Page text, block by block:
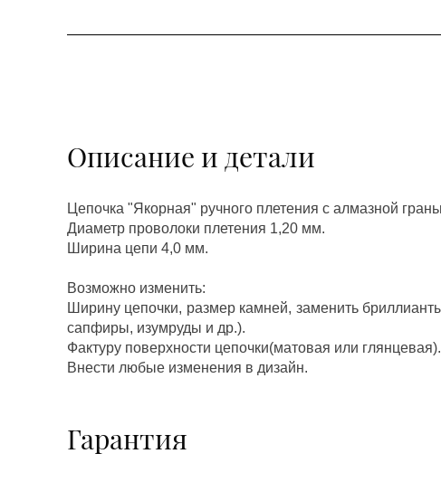
Описание и детали
Цепочка "Якорная" ручного плетения с алмазной
Диаметр проволоки плетения 1,20 мм.
Ширина цепи 4,0 мм.
Возможно изменить:
Ширину цепочки, размер камней, заменить
сапфиры, изумруды и др.).
Фактуру поверхности цепочки(матовая или глянцевая).
Внести любые изменения в дизайн.
Гарантия